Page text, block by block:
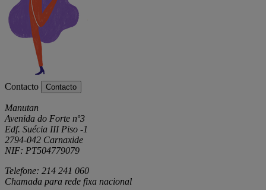
Contacto Contacto
Manutan
Avenida do Forte nº3
Edf. Suécia III Piso -1
2794-042 Carnaxide
NIF: PT504779079
Telefone: 214 241 060
Chamada para rede fixa nacional